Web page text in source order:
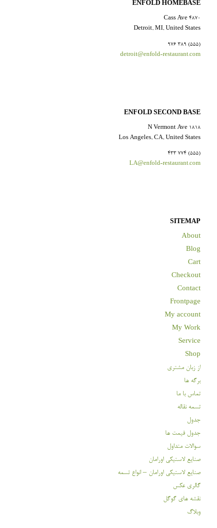
ENFOLD HOMEBASE
4870 Cass Ave
Detroit, MI, United States
(555) 389 976
detroit@enfold-restaurant.com
ENFOLD SECOND BASE
1818 N Vermont Ave
Los Angeles, CA, United States
(555) 774 433
LA@enfold-restaurant.com
SITEMAP
About
Blog
Cart
Checkout
Contact
Frontpage
My account
My Work
Service
Shop
از زبان مشتری
برگه ها
تماس با ما
تسمه نقاله
جدول
جدول قیمت ها
سوالات متداول
صنایع لاستیکی اورامان
صنایع لاستیکی اورامان – انواع تسمه
گالری عکس
نقشه های گوگل
وبلاگ